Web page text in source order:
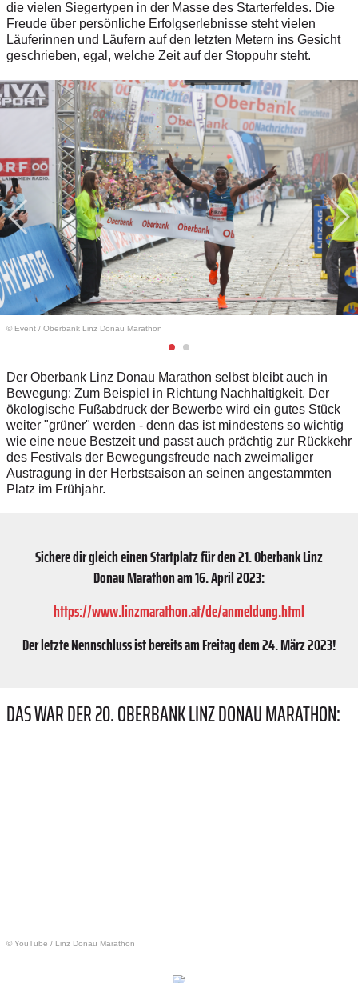
die vielen Siegertypen in der Masse des Starterfeldes. Die
Freude über persönliche Erfolgserlebnisse steht vielen
Läuferinnen und Läufern auf den letzten Metern ins Gesicht
geschrieben, egal, welche Zeit auf der Stoppuhr steht.
© Event / Oberbank Linz Donau Marathon
Der Oberbank Linz Donau Marathon selbst bleibt auch in
Bewegung: Zum Beispiel in Richtung Nachhaltigkeit. Der
ökologische Fußabdruck der Bewerbe wird ein gutes Stück
weiter "grüner" werden - denn das ist mindestens so wichtig
wie eine neue Bestzeit und passt auch prächtig zur Rückkehr
des Festivals der Bewegungsfreude nach zweimaliger
Austragung in der Herbstsaison an seinen angestammten
Platz im Frühjahr.
Sichere dir gleich einen Startplatz für den 21. Oberbank Linz
Donau Marathon am 16. April 2023:
https://www.linzmarathon.at/de/anmeldung.html
Der letzte Nennschluss ist bereits am Freitag dem 24. März 2023!
DAS WAR DER 20. OBERBANK LINZ DONAU MARATHON:
© YouTube / Linz Donau Marathon